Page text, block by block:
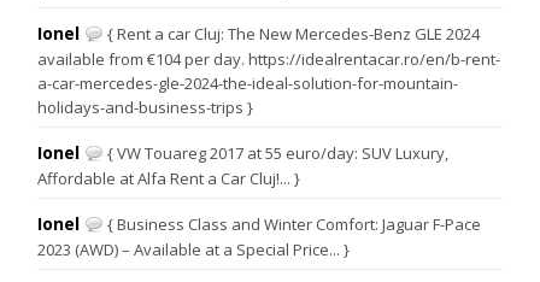
Ionel
{ Rent a car Cluj: The New Mercedes-Benz GLE 2024
available from €104 per day. https://idealrentacar.ro/en/b-rent-
a-car-mercedes-gle-2024-the-ideal-solution-for-mountain-
holidays-and-business-trips }
Ionel
{ VW Touareg 2017 at 55 euro/day: SUV Luxury,
Affordable at Alfa Rent a Car Cluj!... }
Ionel
{ Business Class and Winter Comfort: Jaguar F-Pace
2023 (AWD) – Available at a Special Price... }